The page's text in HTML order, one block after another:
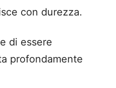
con durezza.
di essere
profondamente